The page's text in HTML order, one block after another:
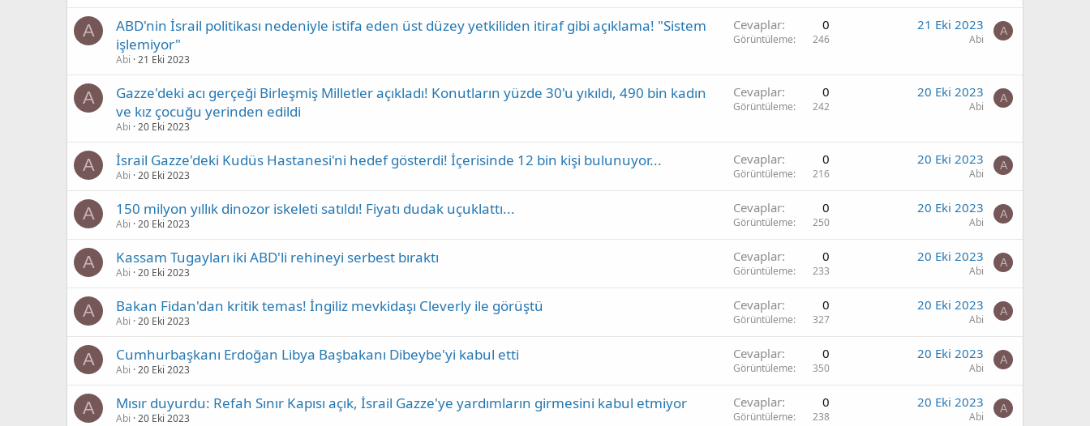
A
ABD'nin İsrail politikası nedeniyle istifa eden üst düzey yetkiliden itiraf gibi açıklama! "Sistem
işlemiyor"
Abi 21 Eki 2023
Cevaplar 0
Görüntüleme 246
21 Eki 2023
Abi
A
A
Gazze'deki acı gerçeği Birleşmiş Milletler açıkladı! Konutların yüzde 30'u yıkıldı, 490 bin kadın
ve kız çocuğu yerinden edildi
Abi 20 Eki 2023
Cevaplar 0
Görüntüleme 242
20 Eki 2023
Abi
A
A İsrail Gazze'deki Kudüs Hastanesi'ni hedef gösterdi! İçerisinde 12 bin kişi bulunuyor...
Abi 20 Eki 2023
Cevaplar 0
Görüntüleme 216
20 Eki 2023
Abi
A
A 150 milyon yıllık dinozor iskeleti satıldı! Fiyatı dudak uçuklattı...
Abi 20 Eki 2023
Cevaplar 0
Görüntüleme 250
20 Eki 2023
Abi
A
A Kassam Tugayları iki ABD'li rehineyi serbest bıraktı
Abi 20 Eki 2023
Cevaplar 0
Görüntüleme 233
20 Eki 2023
Abi
A
A Bakan Fidan'dan kritik temas! İngiliz mevkidaşı Cleverly ile görüştü
Abi 20 Eki 2023
Cevaplar 0
Görüntüleme 327
20 Eki 2023
Abi
A
A Cumhurbaşkanı Erdoğan Libya Başbakanı Dibeybe'yi kabul etti
Abi 20 Eki 2023
Cevaplar 0
Görüntüleme 350
20 Eki 2023
Abi
A
A Mısır duyurdu: Refah Sınır Kapısı açık, İsrail Gazze'ye yardımların girmesini kabul etmiyor
Abi 20 Eki 2023
Cevaplar 0
Görüntüleme 238
20 Eki 2023
Abi
A